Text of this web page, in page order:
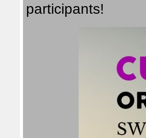
participants!